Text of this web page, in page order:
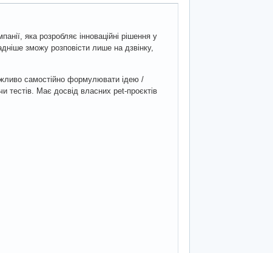
яка розробляє інноваційні рішення у
зможу розповісти лише на дзвінку,
самостійно формулювати ідею /
тестів. Має досвід власних pet-проєктів